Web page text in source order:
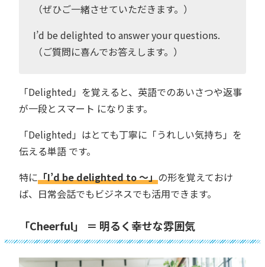
（ぜひご一緒させていただきます。）
I’d be delighted to answer your questions.
（ご質問に喜んでお答えします。）
「Delighted」を覚えると、英語でのあいさつや返事
が一段とスマート になります。
「Delighted」はとても丁寧に「うれしい気持ち」を
伝える単語 です。
特に「I’d be delighted to 〜」の形を覚えておけ
ば、日常会話でもビジネスでも活用できます。
「Cheerful」 ＝ 明るく幸せな雰囲気